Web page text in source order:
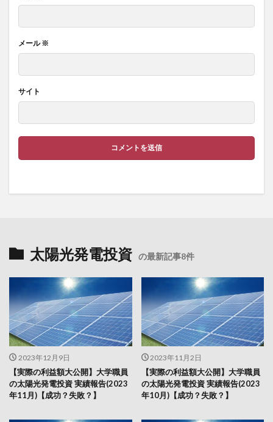
メール※
サイト
太陽光発電投資 の最新記事8件
2023年12月9日
【実際の利益額大公開】大学職員
の太陽光発電投資 実績報告(2023
年11月)【成功？失敗？】
2023年11月2日
【実際の利益額大公開】大学職員
の太陽光発電投資 実績報告(2023
年10月)【成功？失敗？】